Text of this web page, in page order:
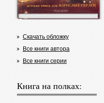
Скачать обложку
Все книги автора
Все книги серии
Книга на полках: